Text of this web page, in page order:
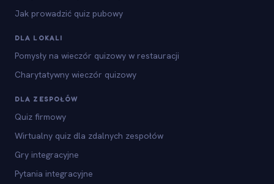
Jak prowadzić quiz pubowy
DLA LOKALI
Pomysły na wieczór quizowy w restauracji
Charytatywny wieczór quizowy
DLA ZESPOŁÓW
Quiz firmowy
Wirtualny quiz dla zdalnych zespołów
Gry integracyjne
Pytania integracyjne